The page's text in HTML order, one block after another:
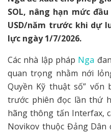
SOL, nâng hạn mức
USD/năm trước khi dự
lực ngày 1/7/2026.
Các nhà lập pháp Nga
quan trọng nhằm nới
Quyền Kỹ thuật số” vốn
trước phiên đọc lần thứ
hãng thông tấn Interfax,
Novikov thuộc Đảng